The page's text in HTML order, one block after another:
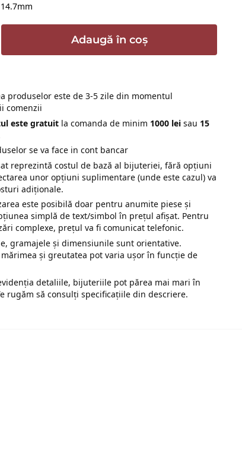
Adaugă în coș
produselor este de 3-5 zile din momentul
comenzii
este gratuit la comanda de minim 1000 lei sau 15
se va face in cont bancar
reprezintă costul de bază al bijuteriei, fără opțiuni
unor opțiuni suplimentare (unde este cazul) va
adiționale.
este posibilă doar pentru anumite piese și
simplă de text/simbol în prețul afișat. Pentru
complexe, prețul va fi comunicat telefonic.
gramajele și dimensiunile sunt orientative.
mărimea și greutatea pot varia ușor în funcție de
detaliile, bijuteriile pot părea mai mari în
rugăm să consulți specificațiile din descriere.